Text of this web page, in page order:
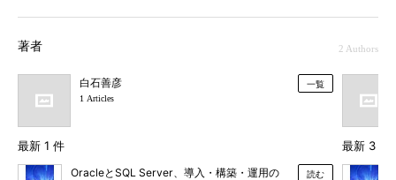
著者 2 Authors
白石善彦
1 Articles
一覧
最新 1 件
OracleとSQL Server、導入・構築・運用の
読む
最新 3 件